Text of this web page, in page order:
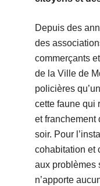
Depuis des
des
commerçants
de la Ville de
policières
cette faune qui
et franchement
soir. Pour
cohabitation et
aux problèmes
n’apporte